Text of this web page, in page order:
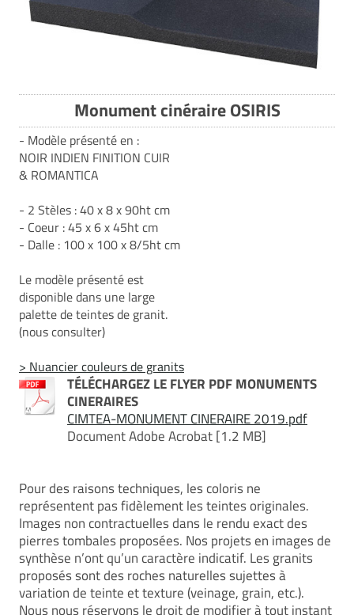
Monument cinéraire OSIRIS
- Modèle présenté en :
NOIR INDIEN FINITION CUIR
& ROMANTICA
- 2 Stèles : 40 x 8 x 90ht cm
- Coeur : 45 x 6 x 45ht cm
- Dalle : 100 x 100 x 8/5ht cm
Le modèle présenté est
disponible dans une large
palette de teintes de granit.
(nous consulter)
> Nuancier couleurs de granits
TÉLÉCHARGEZ LE FLYER PDF MONUMENTS
CINERAIRES
CIMTEA-MONUMENT CINERAIRE 2019.pdf
Document Adobe Acrobat [1.2 MB]
Pour des raisons techniques, les coloris ne
représentent pas fidèlement les teintes originales.
Images non contractuelles dans le rendu exact des
pierres tombales proposées. Nos projets en images de
synthèse n’ont qu’un caractère indicatif. Les granits
proposés sont des roches naturelles sujettes à
variation de teinte et texture (veinage, grain, etc.).
Nous nous réservons le droit de modifier à tout instant